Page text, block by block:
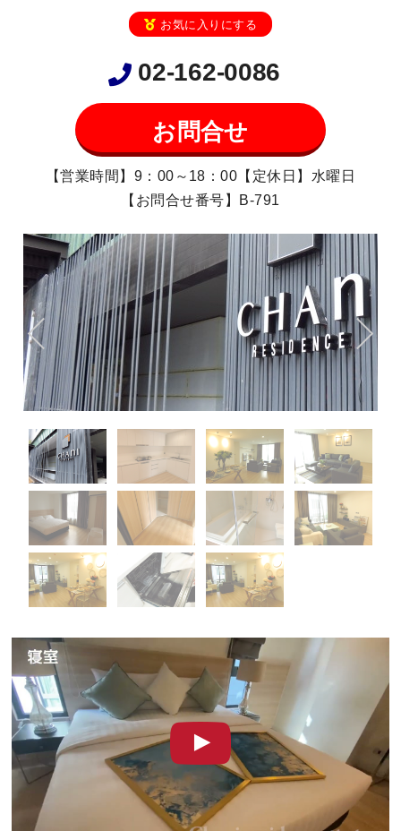
お気に入りにする
02-162-0086
お問合せ
【営業時間】9：00～18：00【定休日】水曜日
【お問合せ番号】B-791